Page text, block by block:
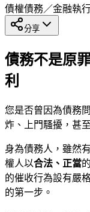
債權債務／金融執
分享
債務不是原
利
您是否曾因為債務
炸、上門騷擾，甚
身為債務人，雖然
權人以合法、正當
的催收行為設有嚴
的第一步。